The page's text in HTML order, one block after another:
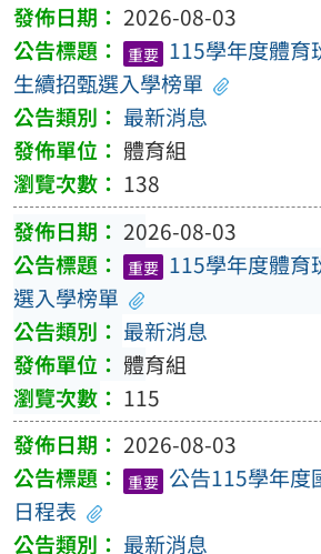
2026-08-03
重要 115學年度體育
生續招甄選入學榜單
最新消息
體育組
138
2026-08-03
重要 115學年度體育
選入學榜單
最新消息
體育組
115
2026-08-03
重要 公告115學年度
日程表
最新消息